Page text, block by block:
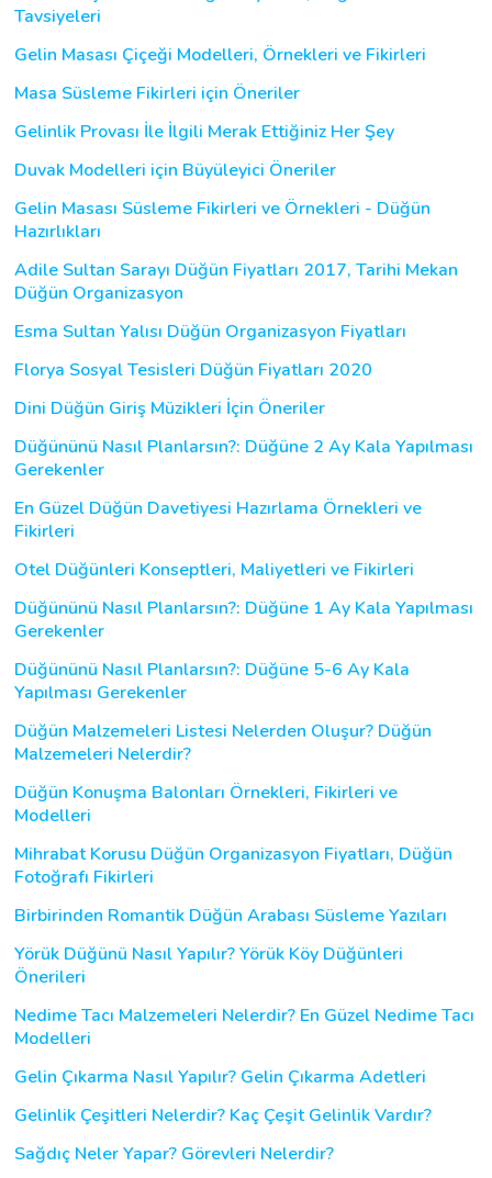
Tavsiyeleri
Gelin Masası Çiçeği Modelleri, Örnekleri ve Fikirleri
Masa Süsleme Fikirleri için Öneriler
Gelinlik Provası İle İlgili Merak Ettiğiniz Her Şey
Duvak Modelleri için Büyüleyici Öneriler
Gelin Masası Süsleme Fikirleri ve Örnekleri - Düğün
Hazırlıkları
Adile Sultan Sarayı Düğün Fiyatları 2017, Tarihi Mekan
Düğün Organizasyon
Esma Sultan Yalısı Düğün Organizasyon Fiyatları
Florya Sosyal Tesisleri Düğün Fiyatları 2020
Dini Düğün Giriş Müzikleri İçin Öneriler
Düğününü Nasıl Planlarsın?: Düğüne 2 Ay Kala Yapılması
Gerekenler
En Güzel Düğün Davetiyesi Hazırlama Örnekleri ve
Fikirleri
Otel Düğünleri Konseptleri, Maliyetleri ve Fikirleri
Düğününü Nasıl Planlarsın?: Düğüne 1 Ay Kala Yapılması
Gerekenler
Düğününü Nasıl Planlarsın?: Düğüne 5-6 Ay Kala
Yapılması Gerekenler
Düğün Malzemeleri Listesi Nelerden Oluşur? Düğün
Malzemeleri Nelerdir?
Düğün Konuşma Balonları Örnekleri, Fikirleri ve
Modelleri
Mihrabat Korusu Düğün Organizasyon Fiyatları, Düğün
Fotoğrafı Fikirleri
Birbirinden Romantik Düğün Arabası Süsleme Yazıları
Yörük Düğünü Nasıl Yapılır? Yörük Köy Düğünleri
Önerileri
Nedime Tacı Malzemeleri Nelerdir? En Güzel Nedime Tacı
Modelleri
Gelin Çıkarma Nasıl Yapılır? Gelin Çıkarma Adetleri
Gelinlik Çeşitleri Nelerdir? Kaç Çeşit Gelinlik Vardır?
Sağdıç Neler Yapar? Görevleri Nelerdir?